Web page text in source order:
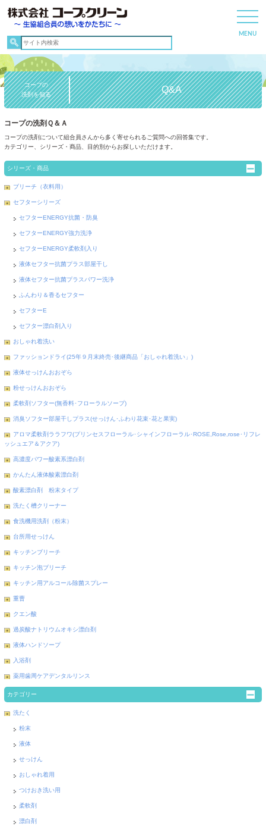
コープの
洗剤を知る
Q&A
コープの洗剤Ｑ＆Ａ
コープの洗剤について組合員さんから多く寄せられるご質問への回答集です。
カテゴリー、シリーズ・商品、目的別からお探しいただけます。
シリーズ・商品
ブリーチ（衣料用）
セフターシリーズ
セフターENERGY抗菌・防臭
セフターENERGY強力洗浄
セフターENERGY柔軟剤入り
液体セフター抗菌プラス部屋干し
液体セフター抗菌プラスパワー洗浄
ふんわり＆香るセフター
セフターE
セフター漂白剤入り
おしゃれ着洗い
ファッションドライ(25年９月末終売･後継商品「おしゃれ着洗い」)
液体せっけんおおぞら
粉せっけんおおぞら
柔軟剤ソフター(無香料･フローラルソープ)
消臭ソフター部屋干しプラス(せっけん･ふわり花束･花と果実)
アロマ柔軟剤ララフワ(プリンセスフローラル･シャインフローラル･ROSE,Rose,rose･リフレ
ッシュエア＆アクア)
高濃度パワー酸素系漂白剤
かんたん液体酸素漂白剤
酸素漂白剤 粉末タイプ
洗たく槽クリーナー
食洗機用洗剤（粉末）
台所用せっけん
キッチンブリーチ
キッチン泡ブリーチ
キッチン用アルコール除菌スプレー
重曹
クエン酸
過炭酸ナトリウムオキシ漂白剤
液体ハンドソープ
入浴剤
薬用歯周ケアデンタルリンス
カテゴリー
洗たく
粉末
液体
せっけん
おしゃれ着用
つけおき洗い用
柔軟剤
漂白剤